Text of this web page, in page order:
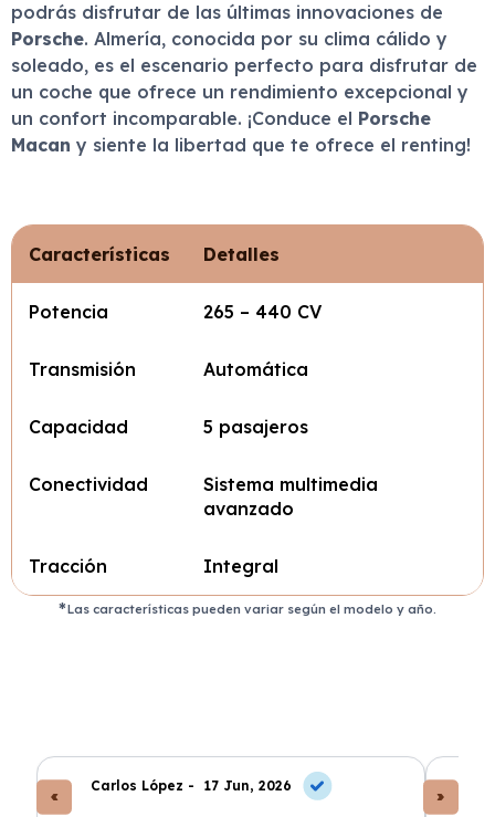
podrás disfrutar de las últimas innovaciones de
Porsche. Almería, conocida por su clima cálido y
soleado, es el escenario perfecto para disfrutar de
un coche que ofrece un rendimiento excepcional y
un confort incomparable. ¡Conduce el Porsche
Macan y siente la libertad que te ofrece el renting!
Características Detalles
Potencia 265 – 440 CV
Transmisión Automática
Capacidad 5 pasajeros
Conectividad
Sistema multimedia
avanzado
Tracción Integral
Las características pueden variar según el modelo y año.
Carlos López - 17 Jun, 2026